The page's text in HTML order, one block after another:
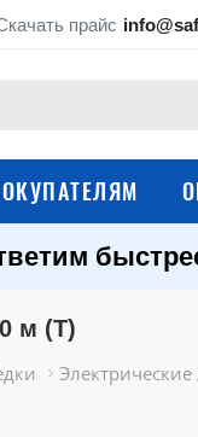
прайс
Вилочные
м (T)
Электрические